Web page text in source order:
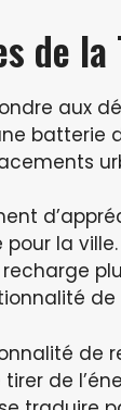
de
aux
batterie
la
de
de
de